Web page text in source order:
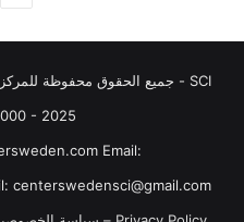
ف
ح
- 2025
Email:
centerswedensci@gmail.com: